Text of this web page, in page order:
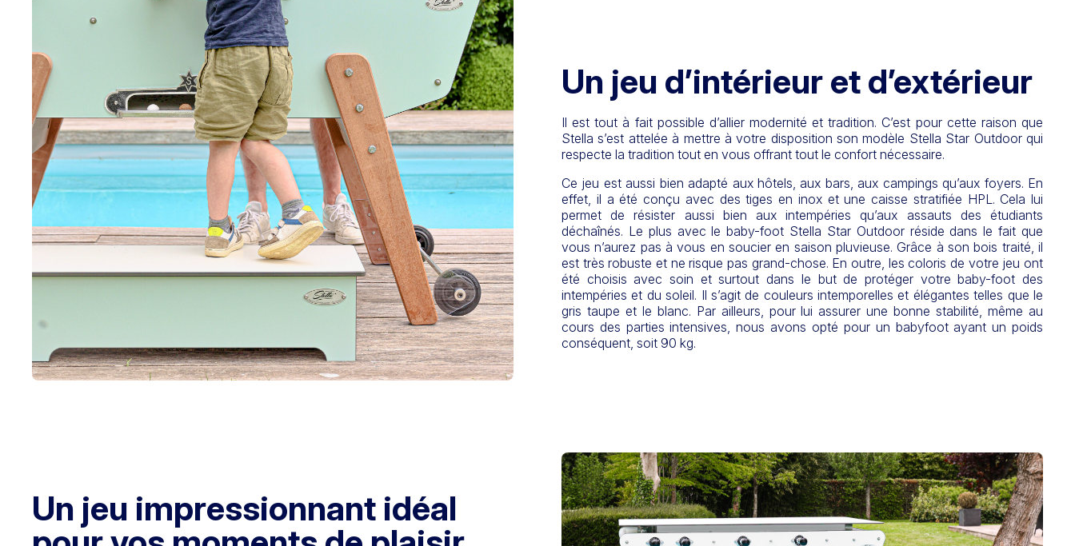
Un jeu d’intérieur et d’extérieur
Il est tout à fait possible d’allier modernité et tradition. C’est pour cette raison que
Stella s’est attelée à mettre à votre disposition son modèle Stella Star Outdoor qui
respecte la tradition tout en vous offrant tout le confort nécessaire.
Ce jeu est aussi bien adapté aux hôtels, aux bars, aux campings qu’aux foyers. En
effet, il a été conçu avec des tiges en inox et une caisse stratifiée HPL. Cela lui
permet de résister aussi bien aux intempéries qu’aux assauts des étudiants
déchaînés. Le plus avec le baby-foot Stella Star Outdoor réside dans le fait que
vous n’aurez pas à vous en soucier en saison pluvieuse. Grâce à son bois traité, il
est très robuste et ne risque pas grand-chose. En outre, les coloris de votre jeu ont
été choisis avec soin et surtout dans le but de protéger votre baby-foot des
intempéries et du soleil. Il s’agit de couleurs intemporelles et élégantes telles que le
gris taupe et le blanc. Par ailleurs, pour lui assurer une bonne stabilité, même au
cours des parties intensives, nous avons opté pour un babyfoot ayant un poids
conséquent, soit 90 kg.
Un jeu impressionnant idéal